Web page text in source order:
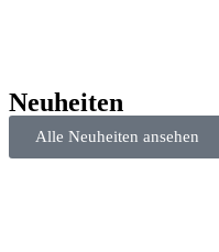
Neuheiten
Alle Neuheiten ansehen